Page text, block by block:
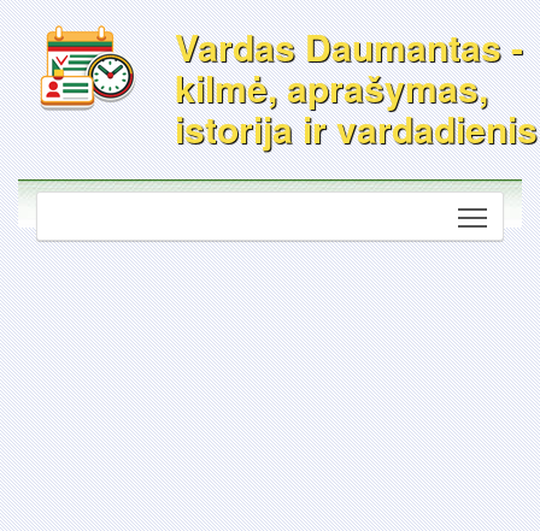
Vardas Daumantas -
kilmė, aprašymas,
istorija ir vardadienis